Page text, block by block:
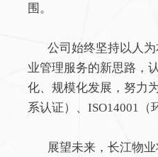
围。
公司始终坚持以人为
业管理服务的新思路，
化、规模化发展，努力
系认证）、ISO14001（
展望未来，长江物业